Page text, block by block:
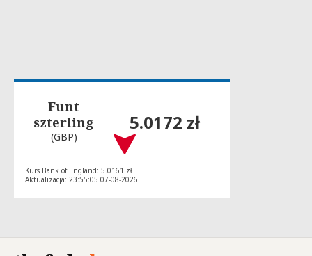
Funt
szterling
(GBP)
5.0172 zł
Kurs Bank of England: 5.0161 zł
Aktualizacja: 23:55:05 07-08-2026